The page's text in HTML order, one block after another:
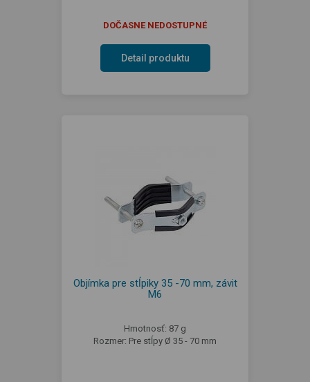
DOČASNE NEDOSTUPNÉ
Detail produktu
Objímka pre stĺpiky 35 -70 mm, závit
M6
Hmotnosť: 87 g
Rozmer: Pre stĺpy Ø 35 - 70 mm